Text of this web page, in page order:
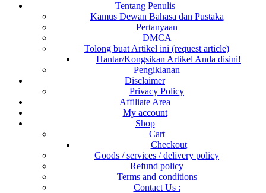
Tentang Penulis
Kamus Dewan Bahasa dan Pustaka
Pertanyaan
DMCA
Tolong buat Artikel ini (request article)
Hantar/Kongsikan Artikel Anda disini!
Pengiklanan
Disclaimer
Privacy Policy
Affiliate Area
My account
Shop
Cart
Checkout
Goods / services / delivery policy
Refund policy
Terms and conditions
Contact Us :